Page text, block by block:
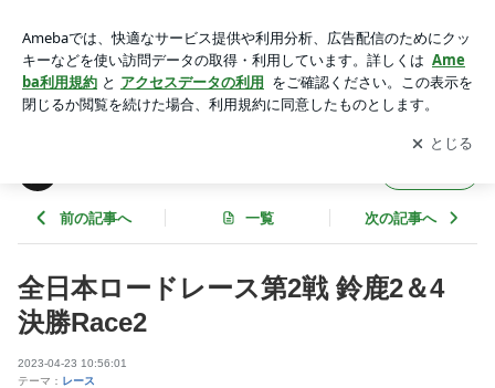
m 4413 BMWのブログ
アプリをダウンロードして ブログの更新通知
を受け取りまし
ょう。
開く
前の記事へ 一覧 次の記事へ
全日本ロードレース第2戦 鈴鹿2＆4
決勝Race2
2023-04-23 10:56:01
テーマ： レース